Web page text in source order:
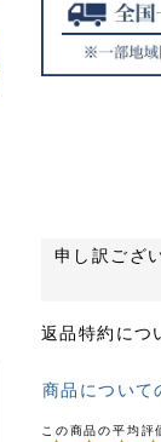
申し訳ござ
返品特約につ
商品について